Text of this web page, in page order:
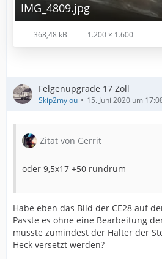
IMG_4809.jpg
368,48 kB 1.200 × 1.600
Felgenupgrade 17 Zoll
Skip2mylou 15. Juni 2020 um
Zitat von Gerrit
oder 9,5x17 +50 rundrum
Habe eben das Bild der CE28 auf
Passte es ohne eine Bearbeitung
musste zumindest der Halter der
Heck versetzt werden?